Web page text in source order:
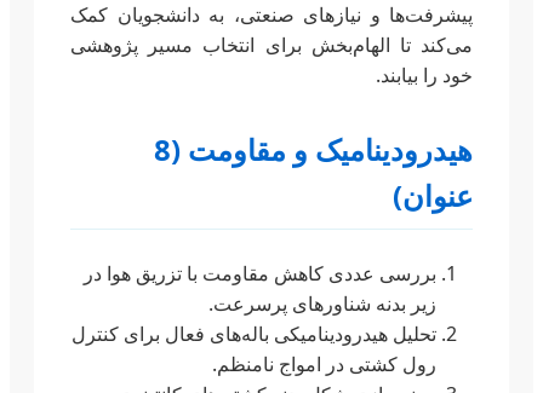
پیشرفت‌ها و نیازهای صنعتی، به دانشجویان کمک
می‌کند تا الهام‌بخش برای انتخاب مسیر پژوهشی
خود را بیابند.
هیدرودینامیک و مقاومت (8
عنوان)
بررسی عددی کاهش مقاومت با تزریق هوا در
زیر بدنه شناورهای پرسرعت.
تحلیل هیدرودینامیکی باله‌های فعال برای کنترل
رول کشتی در امواج نامنظم.